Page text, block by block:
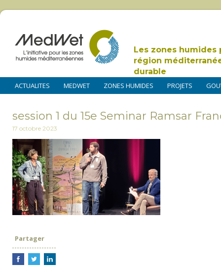
Les zones humides
région
durable
ACTUALITES MEDWET ZONES HUMIDES PROJETS
session 1 du 15e Seminar Ramsar
17 octobre 2023
Partager